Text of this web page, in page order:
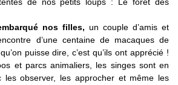
de nos petits loups : Le forêt des
nos filles, un couple d’amis et
d’une centaine de macaques de
puisse dire, c’est qu’ils ont apprécié !
et parcs animaliers, les singes sont en
les observer, les approcher et même les